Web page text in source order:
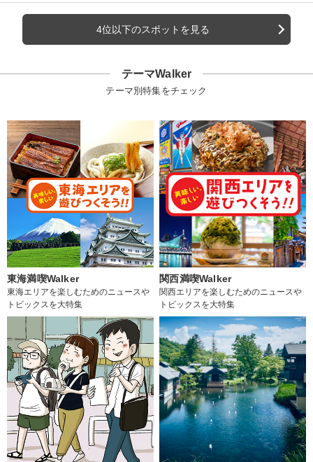
4位以下のスポットを見る
テーマWalker
テーマ別特集をチェック
東海満喫Walker
東海エリアを楽しむためのニュースや
トピックスを大特集
関西満喫Walker
関西エリアを楽しむためのニュースや
トピックスを大特集